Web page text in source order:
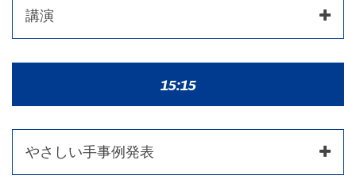
講演
15:15
やさしい手事例発表